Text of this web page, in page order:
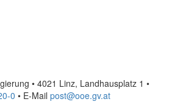
• 4021 Linz, Landhausplatz 1 •
0 • E-Mail post@ooe.gv.at